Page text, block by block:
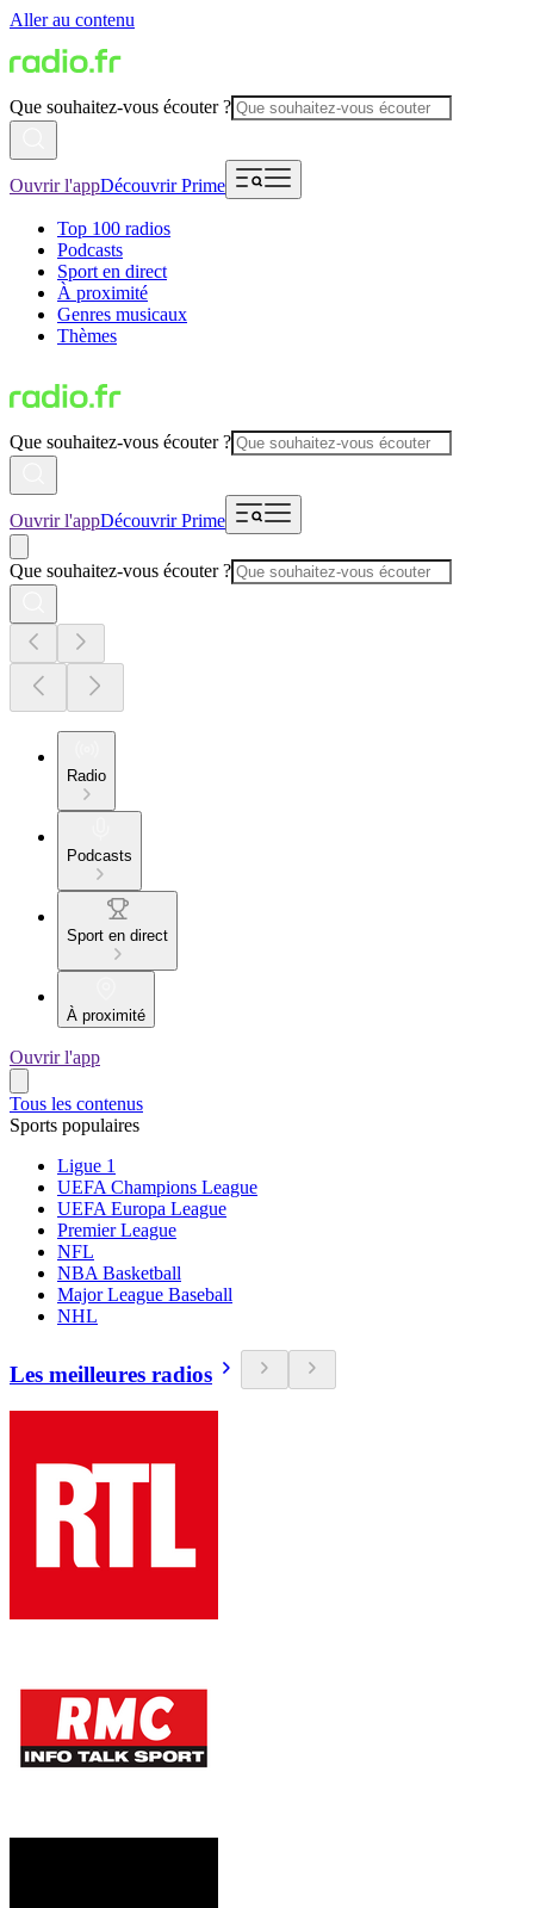
Aller au contenu
Que souhaitez-vous écouter ?
Ouvrir l'appDécouvrir Prime
Top 100 radios
Podcasts
Sport en direct
À proximité
Genres musicaux
Thèmes
Que souhaitez-vous écouter ?
Ouvrir l'appDécouvrir Prime
Que souhaitez-vous écouter ?
Radio
Podcasts
Sport en direct
À proximité
Ouvrir l'app
Tous les contenus
Sports populaires
Ligue 1
UEFA Champions League
UEFA Europa League
Premier League
NFL
NBA Basketball
Major League Baseball
NHL
Les meilleures radios